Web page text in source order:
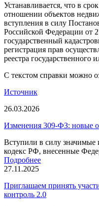
Устанавливается, что в
отношении объектов
вступления в силу
Российской Федерации от
государственный
регистрация прав
реестра
C текстом справки можно
Источник
26.03.2026
Изменения 309-ФЗ: новые
Вступили в силу значимые
кодекс РФ, внесенные
Подробнее
27.11.2025
Приглашаем принять
контроль 2.0